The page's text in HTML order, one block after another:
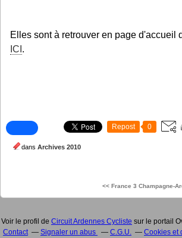
Elles sont à retrouver en page
ICI .
Repost 0
dans Archives 2010
<< France 3 Champagne-
Voir le profil de Circuit Ardennes Cycliste sur le portail
Contact
Signaler un abus C.G.U.
Cookies et